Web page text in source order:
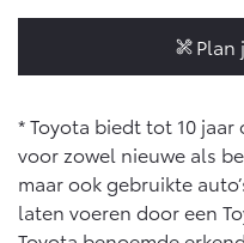
Plan
* Toyota biedt tot 10
voor zowel nieuwe als
maar ook gebruikte
laten voeren door een